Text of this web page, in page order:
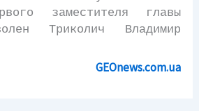
заместителя главы
Триколич Владимир
GEOnews.com.ua